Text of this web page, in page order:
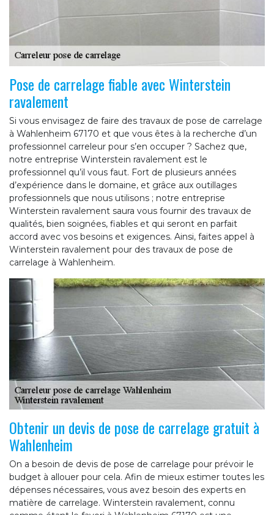
Pose de carrelage fiable avec Winterstein
ravalement
Si vous envisagez de faire des travaux de pose de carrelage
à Wahlenheim 67170 et que vous êtes à la recherche d’un
professionnel carreleur pour s’en occuper ? Sachez que,
notre entreprise Winterstein ravalement est le
professionnel qu’il vous faut. Fort de plusieurs années
d’expérience dans le domaine, et grâce aux outillages
professionnels que nous utilisons ; notre entreprise
Winterstein ravalement saura vous fournir des travaux de
qualités, bien soignées, fiables et qui seront en parfait
accord avec vos besoins et exigences. Ainsi, faites appel à
Winterstein ravalement pour des travaux de pose de
carrelage à Wahlenheim.
Obtenir un devis de pose de carrelage gratuit à
Wahlenheim
On a besoin de devis de pose de carrelage pour prévoir le
budget à allouer pour cela. Afin de mieux estimer toutes les
dépenses nécessaires, vous avez besoin des experts en
matière de carrelage. Winterstein ravalement, connu